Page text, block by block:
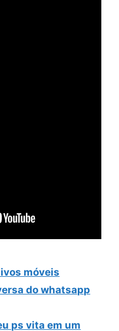
móveis
do whatsapp
ps vita em um